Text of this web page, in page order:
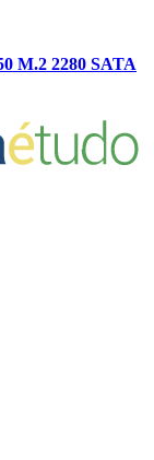
M.2 2280 SATA